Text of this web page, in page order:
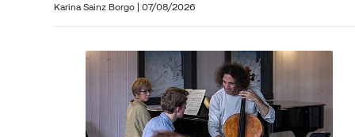
Karina Sainz Borgo | 07/08/2026